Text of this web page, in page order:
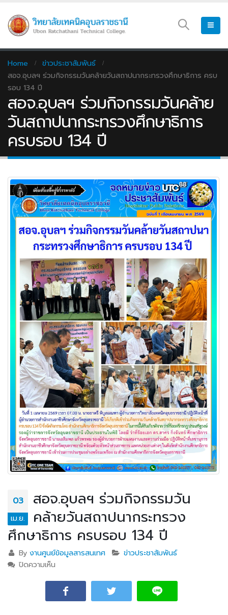
Home
ข่าวประชาสัมพันธ์
สอจ.อุบลฯ ร่วมกิจกรรมวันคล้ายวันสถาปนากระทรวงศึกษาธิการ ครบ
รอบ 134 ปี
สอจ.อุบลฯ ร่วมกิจกรรมวันคล้าย
วันสถาปนากระทรวงศึกษาธิการ
ครบรอบ 134 ปี
03
เม.ย.
สอจ.อุบลฯ ร่วมกิจกรรมวัน
คล้ายวันสถาปนากระทรวง
ศึกษาธิการ ครบรอบ 134 ปี
Byงานศูนย์ข้อมูลสารสนเทศ
ข่าวประชาสัมพันธ์
ปิดความเห็น